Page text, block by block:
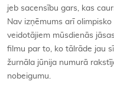
jeb sacensību gars, kas
Nav izņēmums arī
veidotājiem mūsdienās
filmu par to, ko tālrāde jau
žurnāla jūnija numurā
nobeigumu.